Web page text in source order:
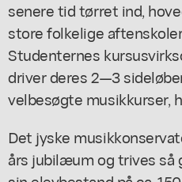
senere tid tørret ind,
store folkelige aftenskoler
Studenternes
driver deres 2—3
velbesøgte musikkurser,
Det jyske
års jubilæum og trives så